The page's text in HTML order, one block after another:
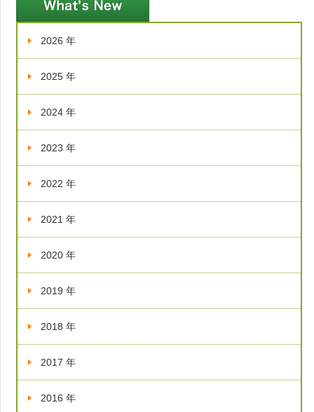
2026 年
2025 年
2024 年
2023 年
2022 年
2021 年
2020 年
2019 年
2018 年
2017 年
2016 年